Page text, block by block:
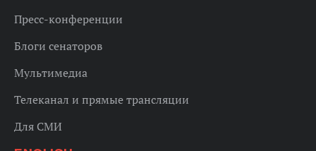
Пресс-конференции
Блоги сенаторов
Мультимедиа
Телеканал и прямые трансляции
Для СМИ